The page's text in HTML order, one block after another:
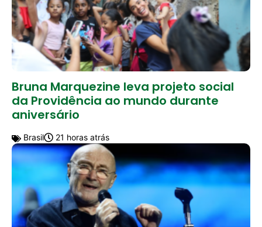
Bruna Marquezine leva projeto social
da Providência ao mundo durante
aniversário
Brasil 21 horas atrás